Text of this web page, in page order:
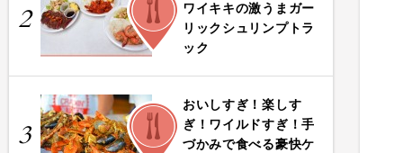
2
ワイキキの激うまガー
リックシュリンプトラ
ック
3
FOOD
おいしすぎ！楽しす
ぎ！ワイルドすぎ！手
づかみで食べる豪快ケ